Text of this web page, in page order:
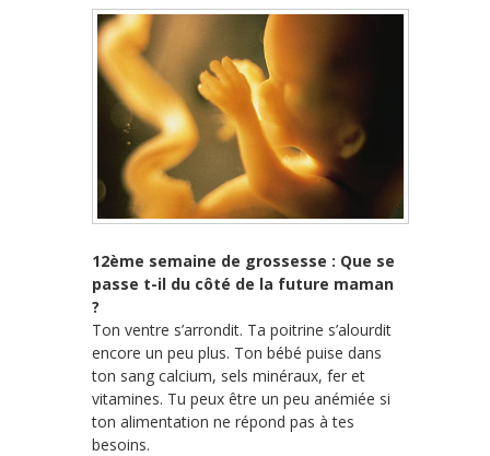
12ème semaine de grossesse : Que se
passe t-il du côté de la future maman
?
Ton ventre s’arrondit. Ta poitrine s’alourdit
encore un peu plus. Ton bébé puise dans
ton sang calcium, sels minéraux, fer et
vitamines. Tu peux être un peu anémiée si
ton alimentation ne répond pas à tes
besoins.